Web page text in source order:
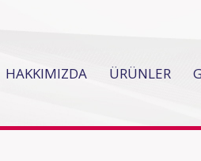
HAKKIMIZDA ÜRÜNLER